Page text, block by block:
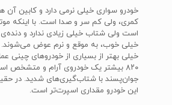
خودرو سواری خیلی نرمی دارد و کابین آن
است ولی شتاب خیلی زیادی ندارد و
خیلی خوب، به موقع و نرم عوض
خیلی بهتر از بسیاری از خودروهای چینی
۸۲۰ بیشتر یک خودروی آرام و متشخص
این خودرو مقداری اسپرت‌تر است.